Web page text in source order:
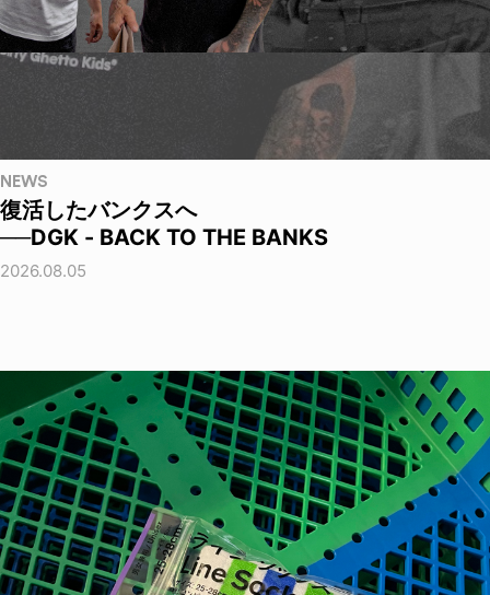
NEWS
復活したバンクスへ
──DGK - BACK TO THE BANKS
2026.08.05